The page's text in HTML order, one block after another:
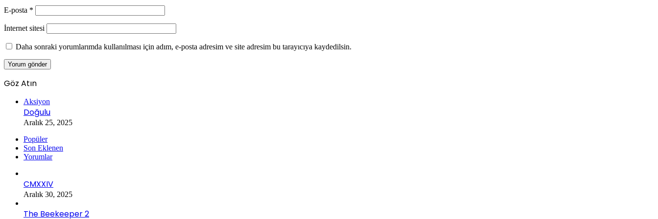
E-posta *
İnternet sitesi
Daha sonraki yorumlarımda kullanılması için adım, e-posta adresim ve site adresim bu tarayıcıya kaydedilsin.
Göz Atın
Aksiyon
Doğulu
Aralık 25, 2025
Popüler
Son Eklenen
Yorumlar
CMXXIV
Aralık 30, 2025
The Beekeeper 2